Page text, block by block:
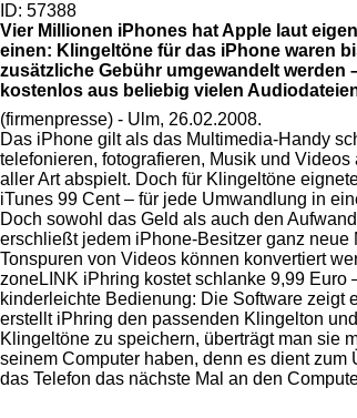
ID: 57388
Vier Millionen iPhones hat Apple laut
einen: Klingeltöne für das iPhone waren
zusätzliche Gebühr umgewandelt werden
kostenlos aus beliebig vielen
(firmenpresse) - Ulm, 26.02.2008.
Das iPhone gilt als das Multimedia-Handy
telefonieren, fotografieren, Musik und
aller Art abspielt. Doch für Klingeltöne
iTunes 99 Cent – für jede Umwandlung in
Doch sowohl das Geld als auch den
erschließt jedem iPhone-Besitzer ganz
Tonspuren von Videos können konvertiert
zoneLINK iPhring kostet schlanke 9,99
kinderleichte Bedienung: Die Software zeigt
erstellt iPhring den passenden Klingelton
Klingeltöne zu speichern, überträgt man sie
seinem Computer haben, denn es dient
das Telefon das nächste Mal an den